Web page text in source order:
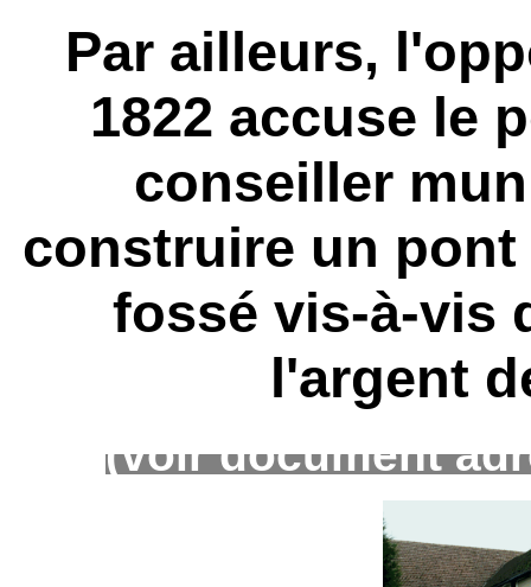
Par ailleurs,
1822 accuse le
conseiller
construire un
fossé vis-à-vis
l'argent
(voir document